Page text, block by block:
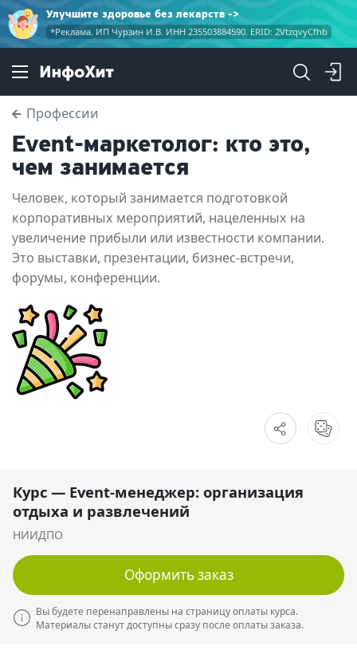
Улучшите здоровье без лекарств
*Реклама. ИП Чурзин И.В. ИНН 235503884590. ERID: 2VtzqvyCfhb
Профессии
Event-маркетолог: кто это,
чем занимается
Человек, который занимается подготовкой
корпоративных мероприятий, нацеленных на
увеличение прибыли или известности компании.
Это выставки, презентации, бизнес-встречи,
форумы, конференции.
Курс — Event-менеджер: организация
отдыха и развлечений
НИИДПО
Оформить заказ
Вы будете перенаправлены на страницу оплаты курса.
Материалы станут доступны сразу после оплаты заказа.